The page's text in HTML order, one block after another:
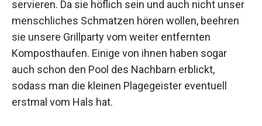
servieren. Da sie höflich sein und auch nicht unser
menschliches Schmatzen hören wollen, beehren
sie unsere Grillparty vom weiter entfernten
Komposthaufen. Einige von ihnen haben sogar
auch schon den Pool des Nachbarn erblickt,
sodass man die kleinen Plagegeister eventuell
erstmal vom Hals hat.